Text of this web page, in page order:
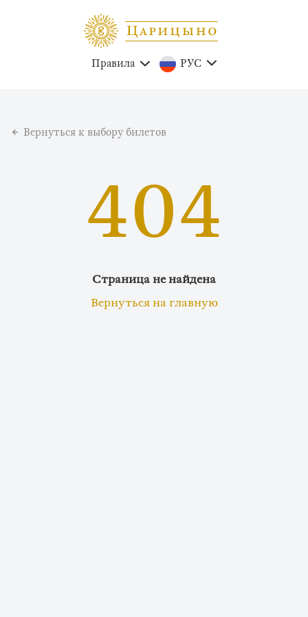
Правила РУС
Вернуться к выбору билетов
404
Страница не найдена
Вернуться на главную